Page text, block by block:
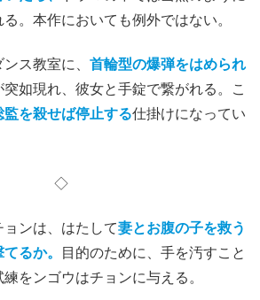
。本作においても例外ではない。
ス教室に、 首輪型の爆弾をはめられ
突如現れ、彼女と手錠で繋がれる。こ
監を殺せば停止する仕掛けになってい
◇
ンは、はたして妻とお腹の子を救う
るか。
目的のために、手を汚すこと
をンゴウはチョンに与える。